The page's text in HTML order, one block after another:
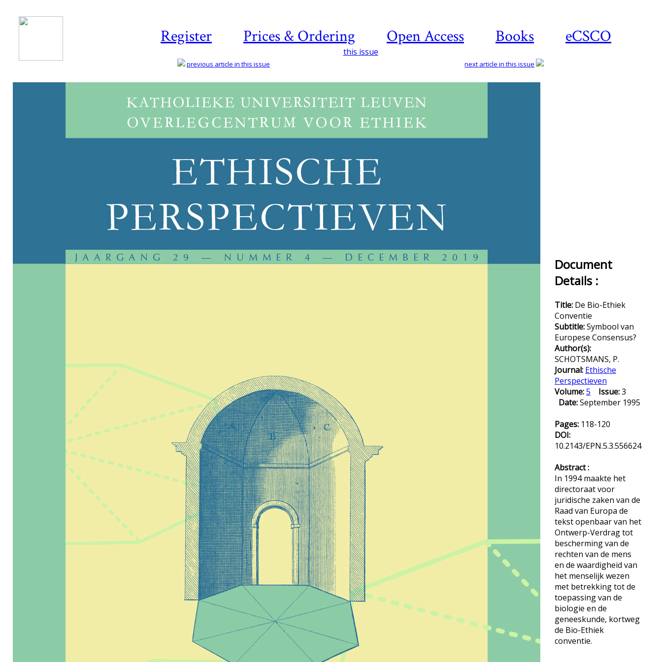
Register Prices & Ordering Open Access Books eCSCO
this issue
previous article in this issue next article in this issue
Document
Details :
Title: De Bio-Ethiek
Conventie
Subtitle:Symbool van
Europese Consensus?
Author(s):
SCHOTSMANS, P.
Journal: Ethische
Perspectieven
Volume:5 Issue:3
Date:September 1995
Pages: 118-120
DOI:
10.2143/EPN.5.3.556624
Abstract :
In 1994 maakte het
directoraat voor
juridische zaken van de
Raad van Europa de
tekst openbaar van het
Ontwerp-Verdrag tot
bescherming van de
rechten van de mens
en de waardigheid van
het menselijk wezen
met betrekking tot de
toepassing van de
biologie en de
geneeskunde, kortweg
de Bio-Ethiek
conventie.